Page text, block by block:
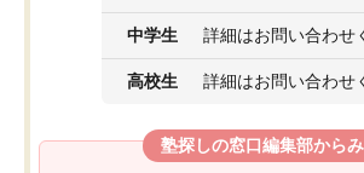
中学生 詳細はお問い合わせ
高校生 詳細はお問い合わせ
塾探しの窓口編集部から